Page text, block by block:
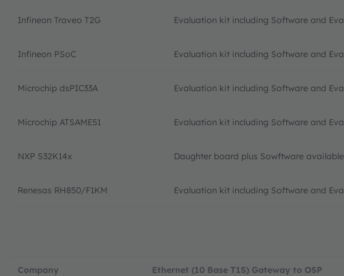
Infineon Traveo T2G Evaluation kit including Software and
Infineon PSoC Evaluation kit including Software and
Microchip dsPIC33A Evaluation kit including Software and
Microchip ATSAME51 Evaluation kit including Software and
NXP S32K14x Daughter board plus Sowftware
Renesas RH850/F1KM Evaluation kit including Software and
Company Ethernet (10 Base T1S) Gateway to OSP